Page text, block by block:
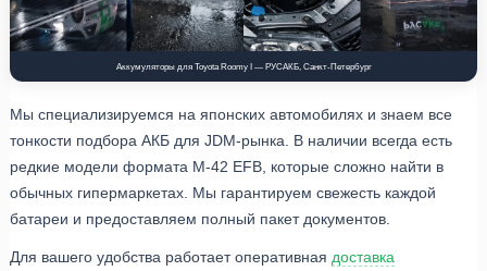
Аккумуляторы для Toyota Roomy I — РУСАКБ, Санкт-Петербург
Мы специализируемся на японских автомобилях и знаем все
тонкости подбора АКБ для JDM-рынка. В наличии всегда есть
редкие модели формата M-42 EFB, которые сложно найти в
обычных гипермаркетах. Мы гарантируем свежесть каждой
батареи и предоставляем полный пакет документов.
Для вашего удобства работает оперативная доставка